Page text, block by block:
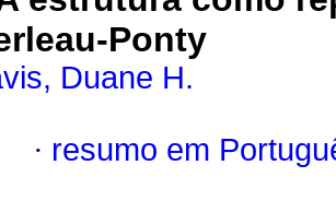
Ponty
Duane H.
· resumo em